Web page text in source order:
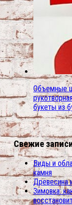
Объемные
букеты из
Свежие
Виды и
камня
Древесина
Зимовка: